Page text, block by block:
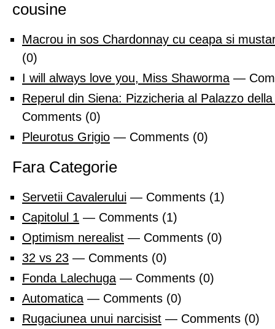
cousine
Macrou in sos Chardonnay cu ceapa si
(0)
I will always love you, Miss Shaworma —
Reperul din Siena: Pizzicheria al Palazzo
Comments (0)
Pleurotus Grigio — Comments (0)
Fara Categorie
Servetii Cavalerului — Comments (1)
Capitolul 1 — Comments (1)
Optimism nerealist — Comments (0)
32 vs 23 — Comments (0)
Fonda Lalechuga — Comments (0)
Automatica — Comments (0)
Rugaciunea unui narcisist — Comments (0)